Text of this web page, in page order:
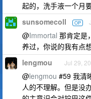
起的，洗手液一个月
sunsomecoll OP
@Immortal 那肯定是
养过，你说的我有点
lengmou Jul 29,
@lengmou #59 我清
人的不理解。但是没